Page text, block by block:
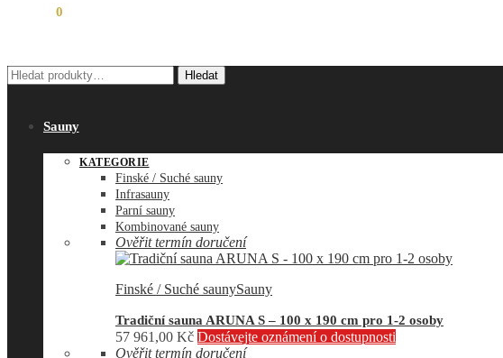
0
Hledat: Hledat
Sauny
KATEGORIE
Finské / Suché sauny
Infrasauny
Parní sauny
Kombinované sauny
Ověřit termín doručení
Finské / Suché saunySauny
Tradiční sauna ARUNA S – 100 x 190 cm pro 1-2 osoby
57 961,00 Kč Dostávejte oznámení o dostupnosti
Ověřit termín doručení